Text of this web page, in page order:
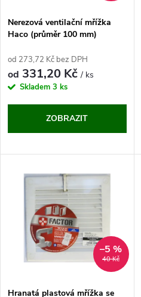
p
r
o
u
s
p
r
o
d
u
Nerezová ventilační mřížka
Haco (průměr 100 mm)
od 273,72 Kč bez DPH
od 331,20 Kč/ ks
Skladem 3 ks
ZOBRAZIT
40 Kč
–5 %
Hranatá plastová mřížka se